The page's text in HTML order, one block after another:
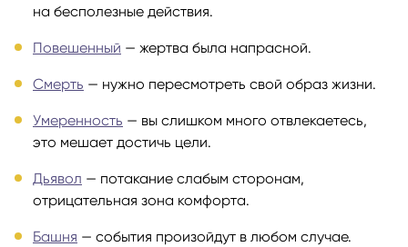
на бесполезные действия.
Повешенный — жертва была напрасной.
Смерть — нужно пересмотреть свой образ жизни.
Умеренность — вы слишком много отвлекаетесь,
это мешает достичь цели.
Дьявол — потакание слабым сторонам,
отрицательная зона комфорта.
Башня — события произойдут в любом случае.